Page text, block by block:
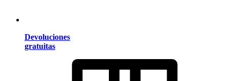
Devoluciones
gratuitas